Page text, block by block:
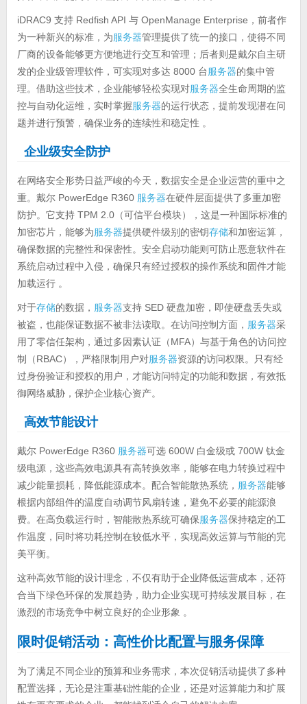
iDRAC9 支持 Redfish API 与 OpenManage Enterprise，前者作
为一种新兴的标准，为服务器管理提供了统一的接口，使得不同
厂商的设备能够更方便地进行交互和管理；后者则是戴尔自主研
发的企业级管理软件，可实现对多达 8000 台服务器的集中管
理。借助这些技术，企业能够轻松实现对服务器全生命周期的监
控与自动化运维，实时掌握服务器的运行状态，提前发现潜在问
题并进行预警，确保业务的连续性和稳定性 。
企业级安全防护
在网络安全形势日益严峻的今天，数据安全是企业运营的重中之
重。戴尔 PowerEdge R360 服务器在硬件层面提供了多重加密
防护。它支持 TPM 2.0（可信平台模块），这是一种国际标准的
加密芯片，能够为服务器提供硬件级别的密钥存储和加密运算，
确保数据的完整性和保密性。安全启动功能则可防止恶意软件在
系统启动过程中入侵，确保只有经过授权的操作系统和固件才能
加载运行 。
对于存储的数据， 服务器支持 SED 硬盘加密，即使硬盘丢失或
被盗，也能保证数据不被非法读取。在访问控制方面， 服务器采
用了零信任架构，通过多因素认证（MFA）与基于角色的访问控
制（RBAC），严格限制用户对服务器资源的访问权限。只有经
过身份验证和授权的用户，才能访问特定的功能和数据，有效抵
御网络威胁，保护企业核心资产。
高效节能设计
戴尔 PowerEdge R360 服务器可选 600W 白金级或 700W 钛金
级电源，这些高效电源具有高转换效率，能够在电力转换过程中
减少能量损耗，降低能源成本。配合智能散热系统， 服务器能够
根据内部组件的温度自动调节风扇转速，避免不必要的能源浪
费。在高负载运行时，智能散热系统可确保服务器保持稳定的工
作温度，同时将功耗控制在较低水平，实现高效运算与节能的完
美平衡。
这种高效节能的设计理念，不仅有助于企业降低运营成本，还符
合当下绿色环保的发展趋势，助力企业实现可持续发展目标，在
激烈的市场竞争中树立良好的企业形象 。
限时促销活动：高性价比配置与服务保障
为了满足不同企业的预算和业务需求，本次促销活动提供了多种
配置选择，无论是注重基础性能的企业，还是对运算能力和扩展